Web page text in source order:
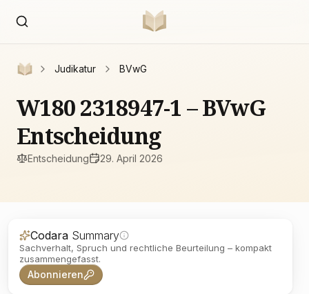
Judikatur BVwG
W180 2318947-1 – BVwG
Entscheidung
Entscheidung 29. April 2026
Codara Summary
Sachverhalt, Spruch und rechtliche Beurteilung – kompakt
zusammengefasst.
Abonnieren